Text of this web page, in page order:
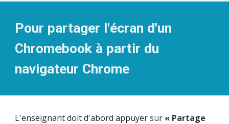
Pour partager l'écran d'un
Chromebook à partir du
navigateur Chrome
L'enseignant doit d'abord appuyersur « Partage